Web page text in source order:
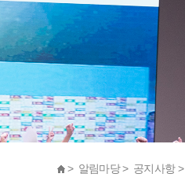
학교건축기금
> 알림마당 > 공지사항 >